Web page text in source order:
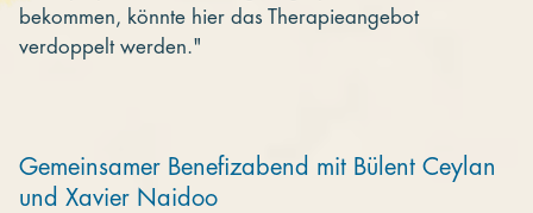
bekommen, könnte hier das Therapieangebot
verdoppelt werden."
Gemeinsamer Benefizabend mit Bülent Ceylan
und Xavier Naidoo